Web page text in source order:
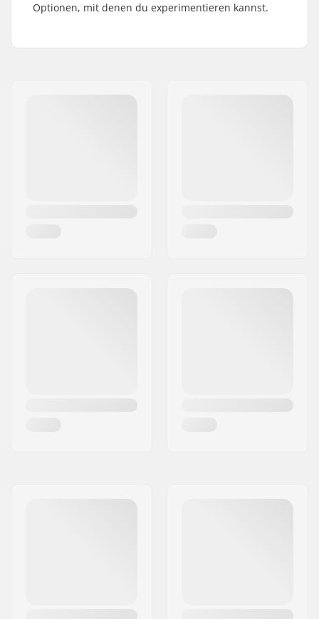
Optionen, mit denen du experimentieren kannst.